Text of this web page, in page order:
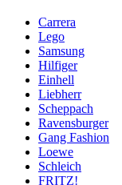
Carrera
Lego
Samsung
Hilfiger
Einhell
Liebherr
Scheppach
Ravensburger
Gang Fashion
Loewe
Schleich
FRITZ!